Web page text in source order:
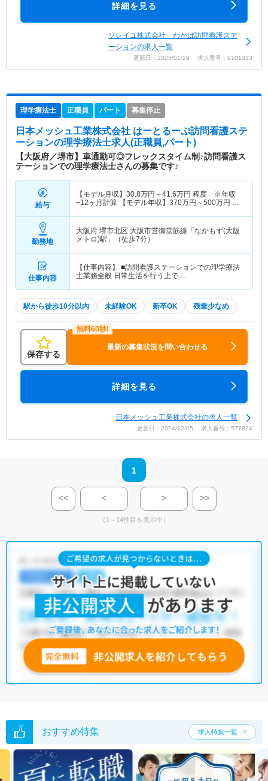
詳細を見る
ソレイユ株式会社 わかば訪問看護ステ
ーションの求人一覧
更新日：2025/01/29 求人番号：9101333
理学療法士 正職員 パート 募集停止
日本メッシュ工業株式会社 はーとるーぷ訪問看護ステ
ーションの理学療法士求人(正職員,パート)
【大阪府／堺市】車通勤可◎フレックスタイム制♪訪問看護ス
テーションでの理学療法士さんの募集です♪
給与
【モデル月収】 30.8万円～41.6万円 程度 ※年収
÷12ヶ月計算 【モデル年収】 370万円～500万円 程
勤務地
大阪府 堺市北区 大阪市営御堂筋線「なかもず(大阪
メトロ)駅」（徒歩7分）
仕事内容
【仕事内容】 ■訪問看護ステーションでの理学療法
士業務全般 日常生活を行う上で…
駅から徒歩10分以内 未経験OK 新卒OK 残業少なめ
保存する
最新の募集状況を問い合わせる
詳細を見る
日本メッシュ工業株式会社の求人一覧
更新日：2024/12/05 求人番号：577824
1
<< < > >>
（1～14件目を表示中）
おすすめ特集 求人特集一覧